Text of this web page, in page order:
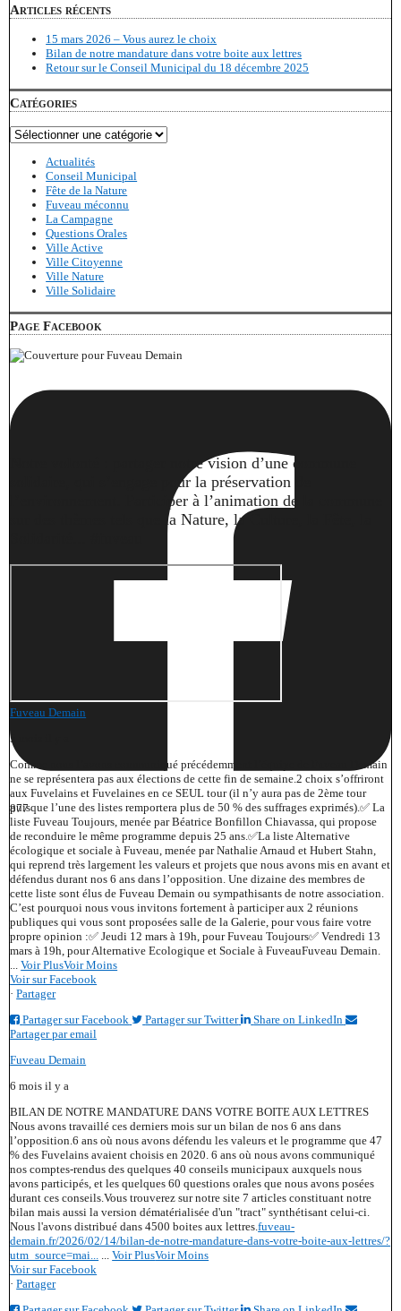
Articles récents
15 mars 2026 – Vous aurez le choix
Bilan de notre mandature dans votre boite aux lettres
Retour sur le Conseil Municipal du 18 décembre 2025
Catégories
Catégories
Actualités
Conseil Municipal
Fête de la Nature
Fuveau méconnu
La Campagne
Questions Orales
Ville Active
Ville Citoyenne
Ville Nature
Ville Solidaire
Page Facebook
877
Notre volonté : partager notre vision d’une commune
solidaire, qui s’engage pour la préservation de
l’environnement. Participer à l’animation de la commune
sur des thèmes tels que la Nature, la Culture, la Fête, la
Fuveau Demain
5 mois il y a
Comme nous l’avons communiqué précédemment l’équipe de Fuveau Demain
ne se représentera pas aux élections de cette fin de semaine.2 choix s’offriront
aux Fuvelains et Fuvelaines en ce SEUL tour (il n’y aura pas de 2ème tour
puisque l’une des listes remportera plus de 50 % des suffrages exprimés).✅ La
liste Fuveau Toujours, menée par Béatrice Bonfillon Chiavassa, qui propose
de reconduire le même programme depuis 25 ans.✅La liste Alternative
écologique et sociale à Fuveau, menée par Nathalie Arnaud et Hubert Stahn,
qui reprend très largement les valeurs et projets que nous avons mis en avant et
défendus durant nos 6 ans dans l’opposition. Une dizaine des membres de
cette liste sont élus de Fuveau Demain ou sympathisants de notre association.
C’est pourquoi nous vous invitons fortement à participer aux 2 réunions
publiques qui vous sont proposées salle de la Galerie, pour vous faire votre
propre opinion :✅ Jeudi 12 mars à 19h, pour Fuveau Toujours✅ Vendredi 13
mars à 19h, pour Alternative Ecologique et Sociale à FuveauFuveau Demain.
...Voir PlusVoir Moins
Voir sur Facebook
· Partager
Partager sur Facebook
Partager sur Twitter
Share on LinkedIn
Partager par email
Fuveau Demain
6 mois il y a
BILAN DE NOTRE MANDATURE DANS VOTRE BOITE AUX LETTRES
Nous avons travaillé ces derniers mois sur un bilan de nos 6 ans dans
l’opposition.6 ans où nous avons défendu les valeurs et le programme que 47
% des Fuvelains avaient choisis en 2020. 6 ans où nous avons communiqué
nos comptes-rendus des quelques 40 conseils municipaux auxquels nous
avons participés, et les quelques 60 questions orales que nous avons posées
durant ces conseils.Vous trouverez sur notre site 7 articles constituant notre
bilan mais aussi la version dématérialisée d'un "tract" synthétisant celui-ci.
Nous l'avons distribué dans 4500 boites aux lettres.fuveau-
demain.fr/2026/02/14/bilan-de-notre-mandature-dans-votre-boite-aux-lettres/?
utm_source=mai...
...Voir PlusVoir Moins
Voir sur Facebook
· Partager